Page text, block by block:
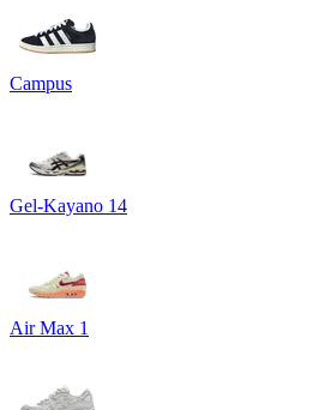
Campus
Gel-Kayano 14
Air Max 1